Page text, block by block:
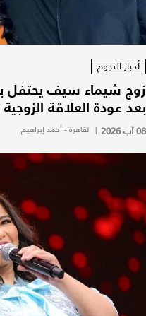
أخبار النجوم
زوج شيماء سيف يحتفل
بعد عودة العلاقة الزوجية
08 آب 2026 | القاهرة - أحمد إبراهيم